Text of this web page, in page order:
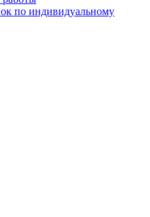
по индивидуальному